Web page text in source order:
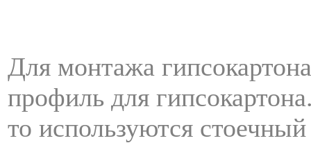
Для монтажа
профиль для
то используются